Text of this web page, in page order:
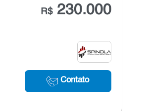
R$230.000
Contato